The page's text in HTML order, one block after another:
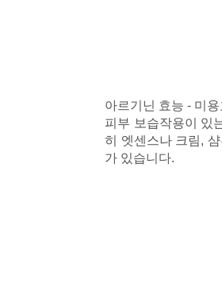
아르기닌 효능 - 미
피부 보습작용이 있
히 엣센스나 크림,
가 있습니다.